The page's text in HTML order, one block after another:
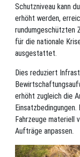
Schutzniveau kann
erhöht werden,
rundumgeschützten
für die nationale
ausgestattet.
Dies reduziert
erhöht zugleich die
Einsatzbedingungen.
Fahrzeuge materiell
Aufträge anpassen.